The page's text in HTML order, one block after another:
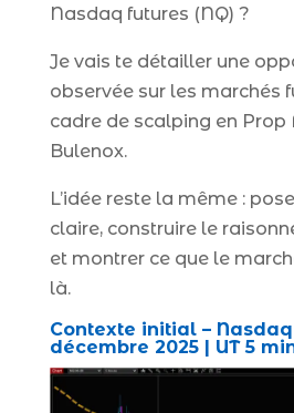
Nasdaq futures (NQ) ?
Je vais te détailler une
observée sur les marchés
cadre de scalping en Prop
Bulenox.
L’idée reste la même :
claire, construire le
et montrer ce que le
là.
Contexte initial –
décembre 2025 | UT 5